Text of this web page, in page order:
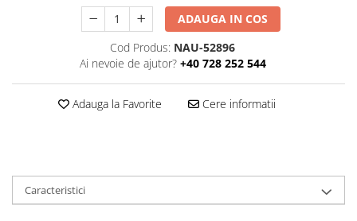
ADAUGA IN COS
Cod Produs: NAU-52896
Ai nevoie de ajutor? +40 728 252 544
Adauga la Favorite Cere informatii
Caracteristici